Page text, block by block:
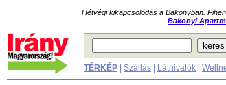
Hétvégi kikapcsolódás a Bakonyban.
Bakonyi
TÉRKÉP Szállás Látnivalók